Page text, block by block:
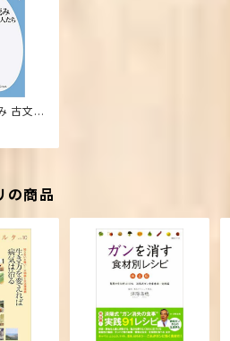
古文の
(平凡
の商品